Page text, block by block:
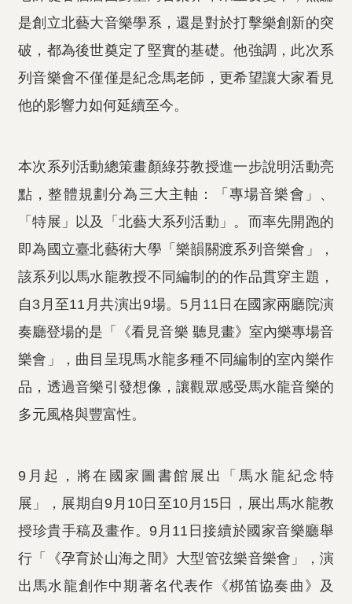
是創立北藝大音樂學系，還是對於打擊樂創新的突
破，都為後世奠定了堅實的基礎。他強調，此次系
列音樂會不僅僅是紀念馬老師，更希望讓大家看見
他的影響力如何延續至今。
本次系列活動總策畫顏綠芬教授進一步說明活動亮
點，整體規劃分為三大主軸：「專場音樂會」、
「特展」以及「北藝大系列活動」。而率先開跑的
即為國立臺北藝術大學「樂韻關渡系列音樂會」，
該系列以馬水龍教授不同編制的的作品貫穿主題，
自3月至11月共演出9場。5月11日在國家兩廳院演
奏廳登場的是「《看見音樂 聽見畫》室內樂專場音
樂會」，曲目呈現馬水龍多種不同編制的室內樂作
品，透過音樂引發想像，讓觀眾感受馬水龍音樂的
多元風格與豐富性。
9月起，將在國家圖書館展出「馬水龍紀念特
展」，展期自9月10日至10月15日，展出馬水龍教
授珍貴手稿及畫作。9月11日接續於國家音樂廳舉
行「《孕育於山海之間》大型管弦樂音樂會」，演
出馬水龍創作中期著名代表作《梆笛協奏曲》及